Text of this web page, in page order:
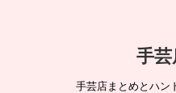
手芸
手芸店まとめとハン